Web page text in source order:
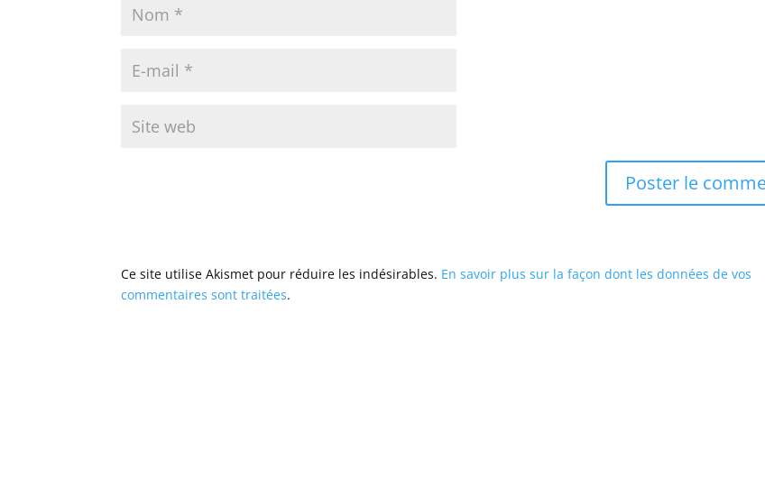
Ce site utilise Akismet pour réduire les indésirables. En savoir plus sur la façon dont les données de vos
commentaires sont traitées.